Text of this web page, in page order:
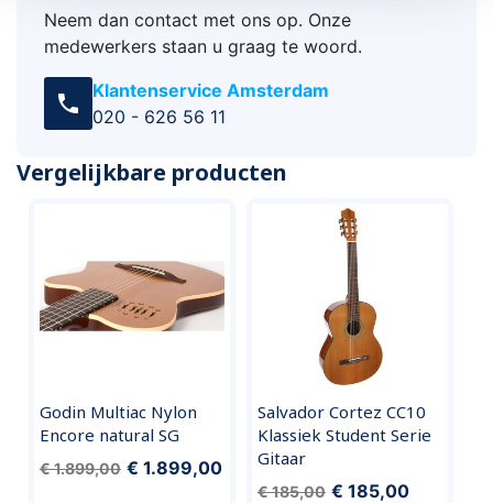
Neem dan contact met ons op. Onze
medewerkers staan u graag te woord.
call
Klantenservice Amsterdam
020 - 626 56 11
Vergelijkbare producten
Godin Multiac Nylon
Encore natural SG
€ 1.899,00 € 1.899,00
Salvador Cortez CC10
Klassiek Student Serie
Gitaar
€ 185,00 € 185,00